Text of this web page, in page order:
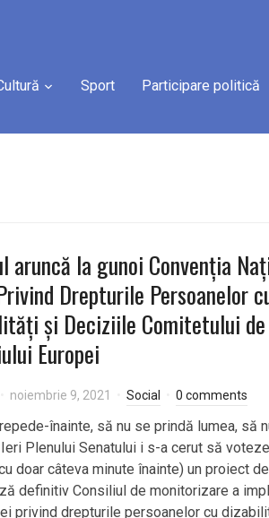
Sport Participare politică
aruncă la gunoi Convenția
Drepturile Persoanelor
și Deciziile Comitetului
Europei
noiembrie 9, 2021 Social 0 comments
înainte, să nu se prindă lumea, să
Plenului Senatului i s-a cerut să
doar câteva minute înainte) un proiect
definitiv Consiliul de monitorizare a
privind drepturile persoanelor cu